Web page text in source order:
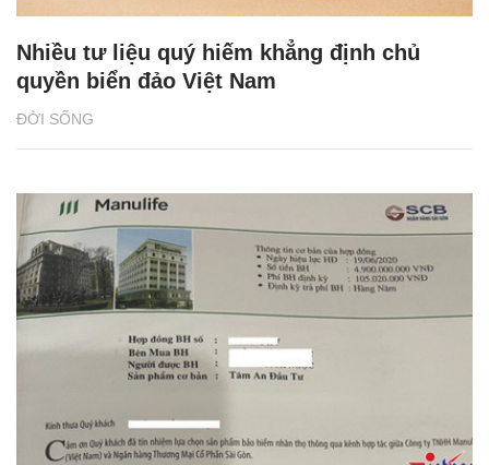
ĐỜI SỐNG
Nhiều tư liệu quý hiếm khẳng định chủ
quyền biển đảo Việt Nam